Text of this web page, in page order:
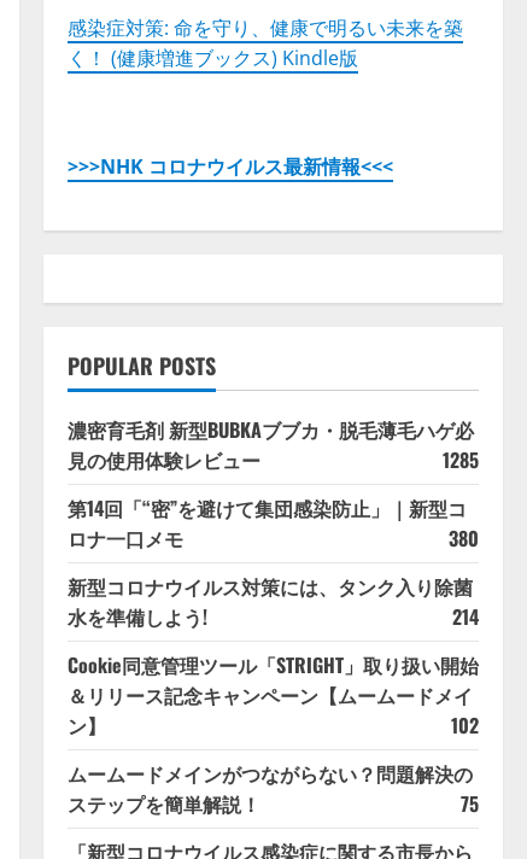
感染症対策: 命を守り、健康で明るい未来を築
く！ (健康増進ブックス) Kindle版
>>>NHK コロナウイルス最新情報<<<
POPULAR POSTS
濃密育毛剤 新型BUBKAブブカ・脱毛薄毛ハゲ必
見の使用体験レビュー
1285
第14回「“密”を避けて集団感染防止」｜新型コ
ロナ一口メモ
380
新型コロナウイルス対策には、タンク入り除菌
水を準備しよう!
214
Cookie同意管理ツール「STRIGHT」取り扱い開始
＆リリース記念キャンペーン【ムームードメイ
ン】
102
ムームードメインがつながらない？問題解決の
ステップを簡単解説！
75
「新型コロナウイルス感染症に関する市長から